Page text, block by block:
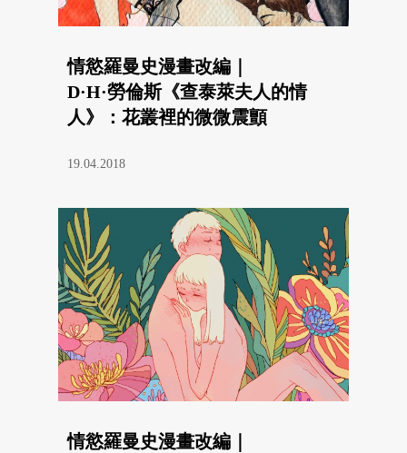
情慾羅曼史漫畫改編｜
D·H·勞倫斯《查泰萊夫人的情
人》：花叢裡的微微震顫
19.04.2018
情慾羅曼史漫畫改編｜